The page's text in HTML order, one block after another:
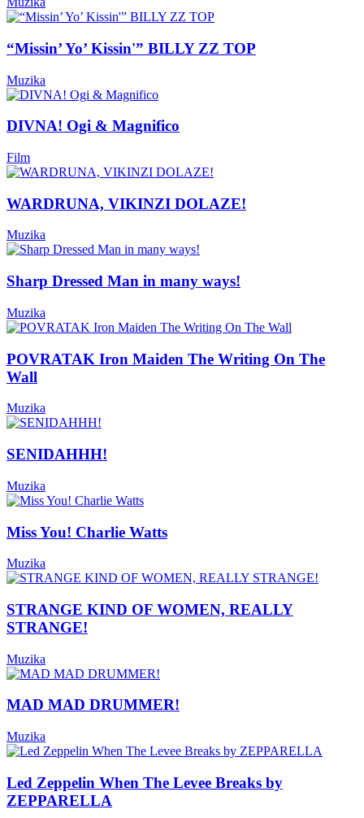
“Missin’ Yo’ Kissin'” BILLY ZZ TOP
Muzika
DIVNA! Ogi & Magnifico
Film
WARDRUNA, VIKINZI DOLAZE!
Muzika
Sharp Dressed Man in many ways!
Muzika
POVRATAK Iron Maiden The Writing On The
Wall
Muzika
SENIDAHHH!
Muzika
Miss You! Charlie Watts
Muzika
STRANGE KIND OF WOMEN, REALLY
STRANGE!
Muzika
MAD MAD DRUMMER!
Muzika
Led Zeppelin When The Levee Breaks by
ZEPPARELLA